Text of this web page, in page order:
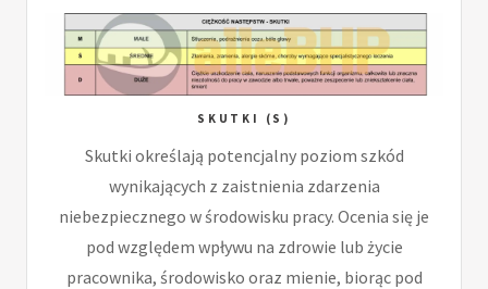
SKUTKI (S)
Skutki określają potencjalny poziom szkód
wynikających z zaistnienia zdarzenia
niebezpiecznego w środowisku pracy. Ocenia się je
pod względem wpływu na zdrowie lub życie
pracownika, środowisko oraz mienie, biorąc pod